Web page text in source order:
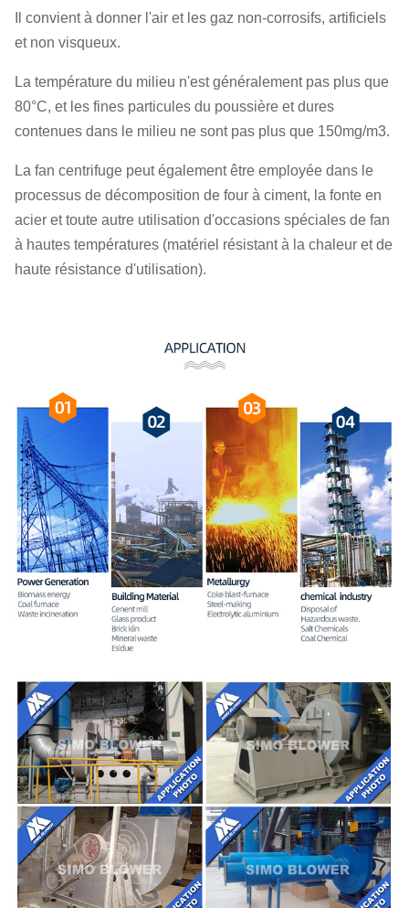
Il convient à donner l'air et les gaz non-corrosifs, artificiels
et non visqueux.
La température du milieu n'est généralement pas plus que
80°C, et les fines particules du poussière et dures
contenues dans le milieu ne sont pas plus que 150mg/m3.
La fan centrifuge peut également être employée dans le
processus de décomposition de four à ciment, la fonte en
acier et toute autre utilisation d'occasions spéciales de fan
à hautes températures (matériel résistant à la chaleur et de
haute résistance d'utilisation).